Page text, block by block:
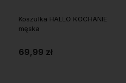
Koszulka PUZZLE męska
69,99 zł